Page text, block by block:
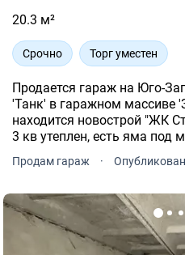
20.3 м²
Срочно Торг уместен
Продается гараж на Юго-
'Танк' в гаражном массиве
находится новострой "ЖК
3 кв утеплен, есть яма под
продаже.
Продам гараж ·